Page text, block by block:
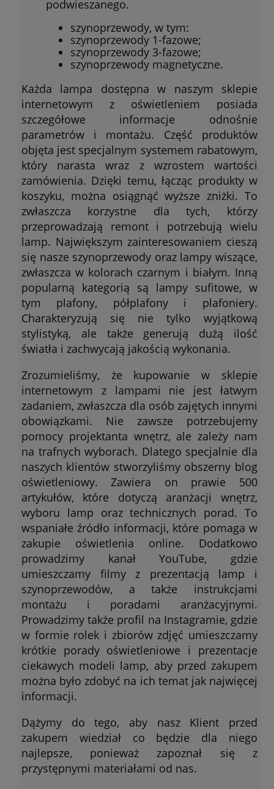
podwieszanego.
szynoprzewody, w tym:
szynoprzewody 1-fazowe;
szynoprzewody 3-fazowe;
szynoprzewody magnetyczne.
Każda lampa dostępna w naszym sklepie
internetowym z oświetleniem posiada
szczegółowe informacje odnośnie
parametrów i montażu. Część produktów
objęta jest specjalnym systemem rabatowym,
który narasta wraz z wzrostem wartości
zamówienia. Dzięki temu, łącząc produkty w
koszyku, można osiągnąć wyższe zniżki. To
zwłaszcza korzystne dla tych, którzy
przeprowadzają remont i potrzebują wielu
lamp. Największym zainteresowaniem cieszą
się nasze szynoprzewody oraz lampy wiszące,
zwłaszcza w kolorach czarnym i białym. Inną
popularną kategorią są lampy sufitowe, w
tym plafony, półplafony i plafoniery.
Charakteryzują się nie tylko wyjątkową
stylistyką, ale także generują dużą ilość
światła i zachwycają jakością wykonania.
Zrozumieliśmy, że kupowanie w sklepie
internetowym z lampami nie jest łatwym
zadaniem, zwłaszcza dla osób zajętych innymi
obowiązkami. Nie zawsze potrzebujemy
pomocy projektanta wnętrz, ale zależy nam
na trafnych wyborach. Dlatego specjalnie dla
naszych klientów stworzyliśmy obszerny blog
oświetleniowy. Zawiera on prawie 500
artykułów, które dotyczą aranżacji wnętrz,
wyboru lamp oraz technicznych porad. To
wspaniałe źródło informacji, które pomaga w
zakupie oświetlenia online. Dodatkowo
prowadzimy kanał YouTube, gdzie
umieszczamy filmy z prezentacją lamp i
szynoprzewodów, a także instrukcjami
montażu i poradami aranżacyjnymi.
Prowadzimy także profil na Instagramie, gdzie
w formie rolek i zbiorów zdjęć umieszczamy
krótkie porady oświetleniowe i prezentacje
ciekawych modeli lamp, aby przed zakupem
można było zdobyć na ich temat jak najwięcej
informacji.
Dążymy do tego, aby nasz Klient przed
zakupem wiedział co będzie dla niego
najlepsze, ponieważ zapoznał się z
przystępnymi materiałami od nas.